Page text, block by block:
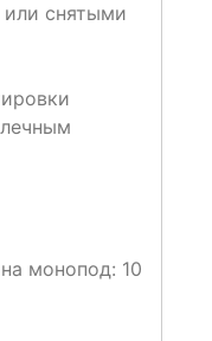
снятыми
монопод: 10